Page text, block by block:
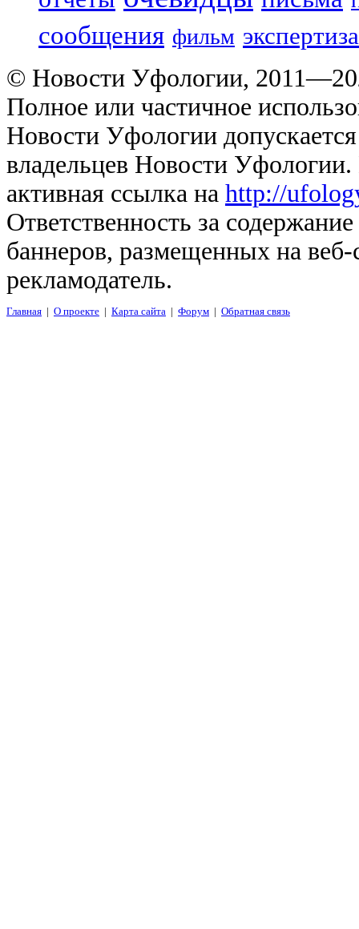
сообщения фильм экспертиза
© Новости Уфологии,
Полное или частичное
Новости Уфологии
владельцев Новости
активная ссылка на http://
Ответственность за
баннеров, размещенных на
рекламодатель.
Главная | О проекте | Карта сайта | Форум | Обратная связь